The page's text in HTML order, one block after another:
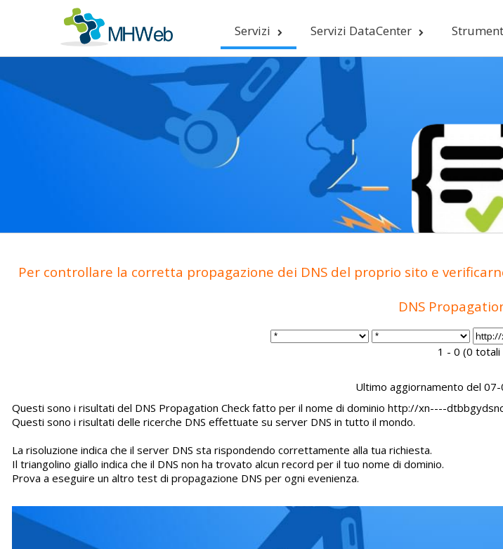
Servizi Servizi DataCenter
Per controllare la corretta propagazione dei DNS del proprio sito e
DNS
1 - 0 (0 totali
Ultimo aggiornamento del
Questi sono i risultati del DNS Propagation Check fatto per il nome di dominio http://xn----
Questi sono i risultati delle ricerche DNS effettuate su server DNS in tutto il mondo.
La risoluzione indica che il server DNS sta rispondendo correttamente alla tua richiesta.
Il triangolino giallo indica che il DNS non ha trovato alcun record per il tuo nome di dominio.
Prova a eseguire un altro test di propagazione DNS per ogni evenienza.